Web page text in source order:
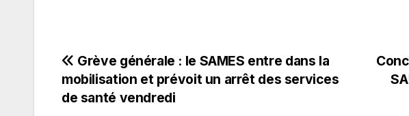
Navigation
de
Grève générale : le SAMES entre dans la
mobilisation et prévoit un arrêt des services
de santé vendredi